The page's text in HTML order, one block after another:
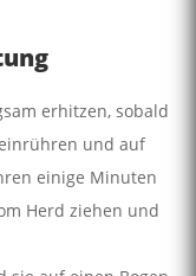
erhitzen, sobald
und auf
einige Minuten
Herd ziehen und